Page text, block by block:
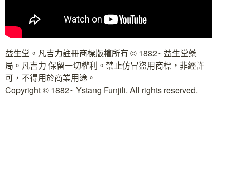
益生堂。凡吉力註冊商標版權所有 © 1882~ 益生堂藥
局。凡吉力 保留一切權利。禁止仿冒盜用商標，非經許
可，不得用於商業用途。
Copyright © 1882~ Ystang Funjili. All rights reserved.